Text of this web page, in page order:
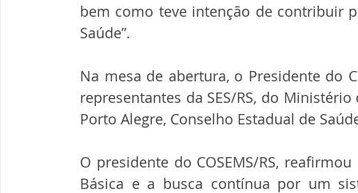
bem como teve intenção de contribuir
Saúde”.
Na mesa de abertura, o Presidente do
representantes da SES/RS, do
Porto Alegre, Conselho Estadual de
O presidente do COSEMS/RS,
Básica e a busca contínua por um